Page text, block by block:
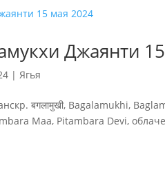
Джаянти
|Ягья
बगलामुखी, Bagalamukhi,
Maa, Pitambara Devi,